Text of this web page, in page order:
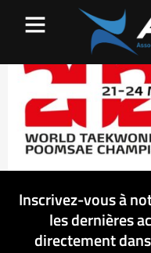
Inscrivez-vous à
les dernières
directement